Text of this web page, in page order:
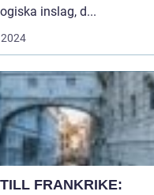
inslag, d...
FRANKRIKE: